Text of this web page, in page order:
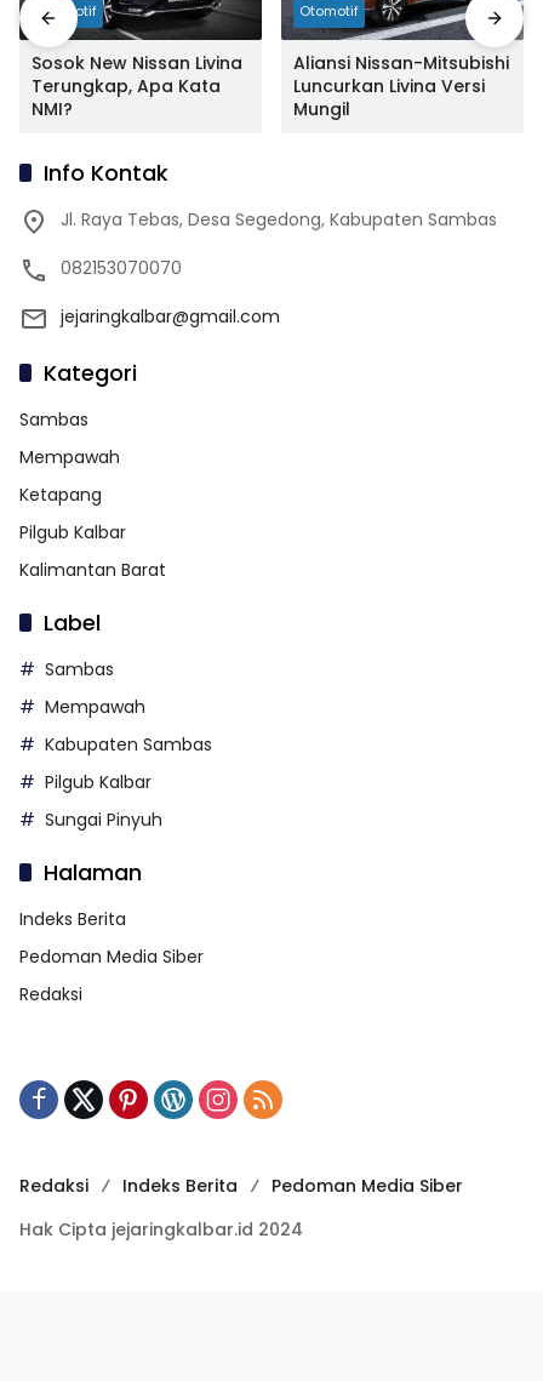
Otomotif
Sosok New Nissan Livina
Terungkap, Apa Kata
NMI?
Otomotif
Aliansi Nissan-Mitsubishi
Luncurkan Livina Versi
Mungil
Info Kontak
Jl. Raya Tebas, Desa Segedong, Kabupaten Sambas
082153070070
jejaringkalbar@gmail.com
Kategori
Sambas
Mempawah
Ketapang
Pilgub Kalbar
Kalimantan Barat
Label
Sambas
Mempawah
Kabupaten Sambas
Pilgub Kalbar
Sungai Pinyuh
Halaman
Indeks Berita
Pedoman Media Siber
Redaksi
Redaksi Indeks Berita
Pedoman Media Siber
Hak Cipta jejaringkalbar.id 2024